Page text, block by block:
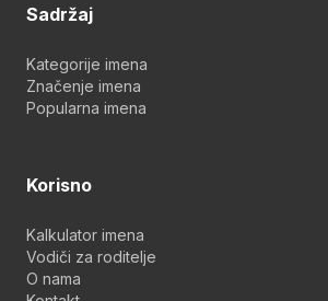
Sadržaj
Kategorije imena
Značenje imena
Popularna imena
Korisno
Kalkulator imena
Vodiči za roditelje
O nama